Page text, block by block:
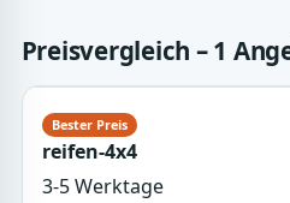
Preisvergleich – 1
reifen-4x4
3-5 Werktage